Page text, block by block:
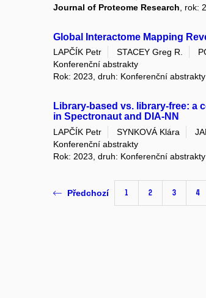
Journal of Proteome Research , rok:
Global Interactome Mapping
LAPČÍK Petr STACEY Greg R.
Konferenční abstrakty
Rok: 2023, druh: Konferenční abstrakty
Library-based vs. library-free: a
in Spectronaut and DIA-NN
LAPČÍK Petr SYNKOVÁ Klára
Konferenční abstrakty
Rok: 2023, druh: Konferenční abstrakty
Předchozí 1 2 3 4